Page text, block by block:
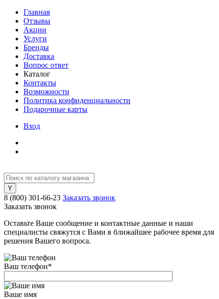
Главная
Отзывы
Акции
Услуги
Бренды
Доставка
Вопрос ответ
Каталог
Контакты
Возможности
Политика конфиденциальности
Подарочные карты
Вход
8 (800) 301-66-23 Заказать звонок
Заказать звонок
Оставьте Ваше сообщение и контактные данные и наши
специалисты свяжутся с Вами в ближайшее рабочее время для
решения Вашего вопроса.
Ваш телефон*
Ваше имя